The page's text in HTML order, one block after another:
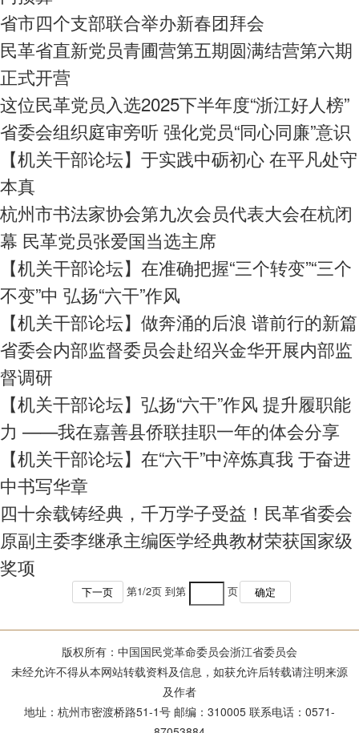
省市四个支部联合举办新春团拜会
民革省直新党员青圃营第五期圆满结营第六期
正式开营
这位民革党员入选2025下半年度“浙江好人榜”
省委会组织庭审旁听 强化党员“同心同廉”意识
【机关干部论坛】于实践中砺初心 在平凡处守
本真
杭州市书法家协会第九次会员代表大会在杭闭
幕 民革党员张爱国当选主席
【机关干部论坛】在准确把握“三个转变”“三个
不变”中 弘扬“六干”作风
【机关干部论坛】做奔涌的后浪 谱前行的新篇
省委会内部监督委员会赴绍兴金华开展内部监
督调研
【机关干部论坛】弘扬“六干”作风 提升履职能
力 ——我在嘉善县侨联挂职一年的体会分享
【机关干部论坛】在“六干”中淬炼真我 于奋进
中书写华章
四十余载铸经典，千万学子受益！民革省委会
原副主委李继承主编医学经典教材荣获国家级
奖项
下一页 第1/2页 到第 页 确定
版权所有：中国国民党革命委员会浙江省委员会
未经允许不得从本网站转载资料及信息，如获允许后转载请注明来源
及作者
地址：杭州市密渡桥路51-1号 邮编：310005 联系电话：0571-